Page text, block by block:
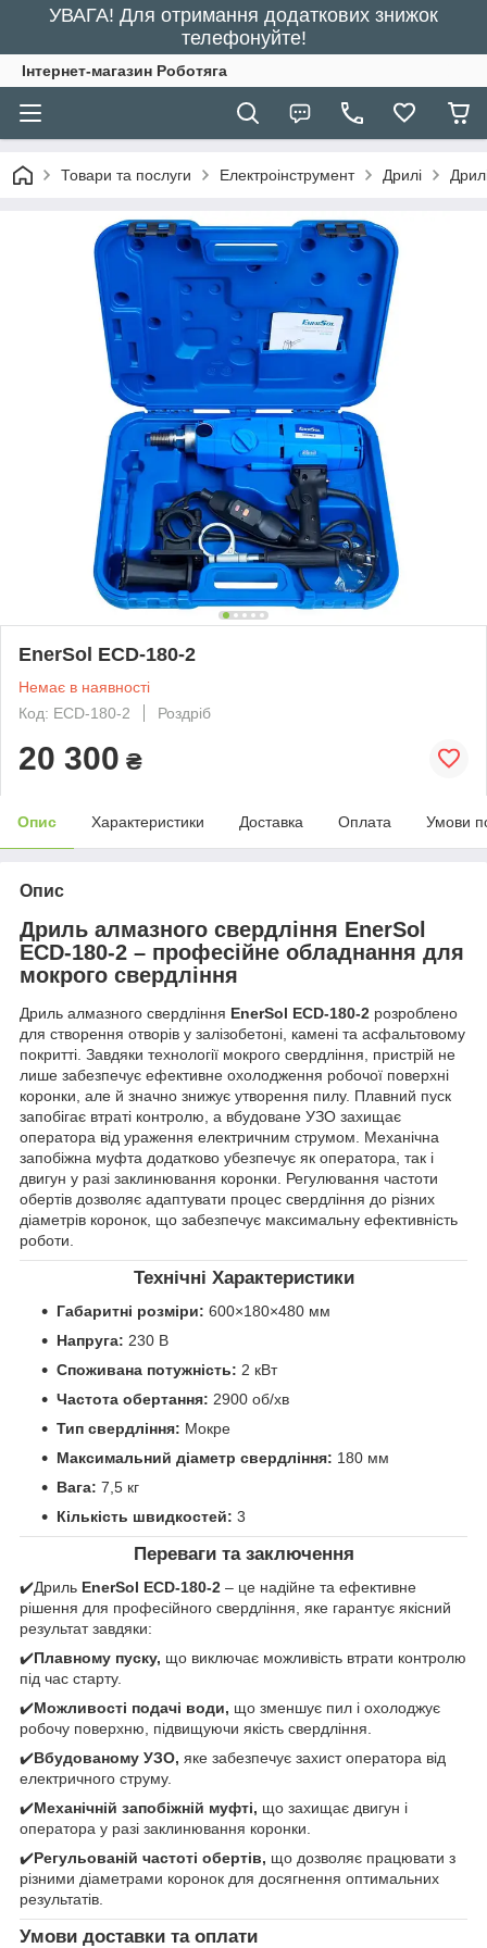
УВАГА! Для отримання додаткових знижок
телефонуйте!
Інтернет-магазин Роботяга
Товари та послуги Електроінструмент Дрилі
EnerSol ECD-180-2
Немає в наявності
Код: ECD-180-2
Роздріб
20 300 ₴
Опис Характеристики Доставка Оплата Умови
Опис
Дриль алмазного свердління EnerSol
ECD-180-2 – професійне обладнання для
мокрого свердління
Дриль алмазного свердління EnerSol ECD-180-2 розроблено
для створення отворів у залізобетоні, камені та асфальтовому
покритті. Завдяки технології мокрого свердління, пристрій не
лише забезпечує ефективне охолодження робочої поверхні
коронки, але й значно знижує утворення пилу. Плавний пуск
запобігає втраті контролю, а вбудоване УЗО захищає
оператора від ураження електричним струмом. Механічна
запобіжна муфта додатково убезпечує як оператора, так і
двигун у разі заклинювання коронки. Регулювання частоти
обертів дозволяє адаптувати процес свердління до різних
діаметрів коронок, що забезпечує максимальну ефективність
роботи.
Технічні Характеристики
Габаритні розміри: 600×180×480 мм
Напруга: 230 В
Споживана потужність: 2 кВт
Частота обертання: 2900 об/хв
Тип свердління: Мокре
Максимальний діаметр свердління: 180 мм
Вага: 7,5 кг
Кількість швидкостей: 3
Переваги та заключення
✔️Дриль EnerSol ECD-180-2 – це надійне та ефективне
рішення для професійного свердління, яке гарантує якісний
результат завдяки:
✔️Плавному пуску, що виключає можливість втрати контролю
під час старту.
✔️Можливості подачі води, що зменшує пил і охолоджує
робочу поверхню, підвищуючи якість свердління.
✔️Вбудованому УЗО, яке забезпечує захист оператора від
електричного струму.
✔️Механічній запобіжній муфті, що захищає двигун і
оператора у разі заклинювання коронки.
✔️Регульованій частоті обертів, що дозволяє працювати з
різними діаметрами коронок для досягнення оптимальних
результатів.
Умови доставки та оплати